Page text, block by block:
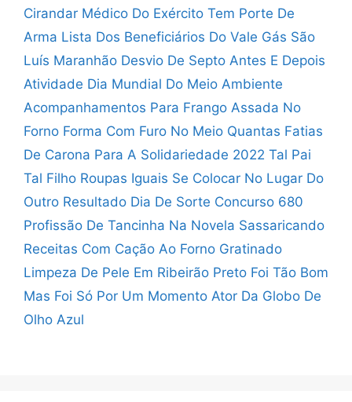
Cirandar Médico Do Exército Tem Porte De
Arma Lista Dos Beneficiários Do Vale Gás São
Luís Maranhão Desvio De Septo Antes E Depois
Atividade Dia Mundial Do Meio Ambiente
Acompanhamentos Para Frango Assada No
Forno Forma Com Furo No Meio Quantas Fatias
De Carona Para A Solidariedade 2022 Tal Pai
Tal Filho Roupas Iguais Se Colocar No Lugar Do
Outro Resultado Dia De Sorte Concurso 680
Profissão De Tancinha Na Novela Sassaricando
Receitas Com Cação Ao Forno Gratinado
Limpeza De Pele Em Ribeirão Preto Foi Tão Bom
Mas Foi Só Por Um Momento Ator Da Globo De
Olho Azul